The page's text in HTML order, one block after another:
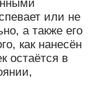
или не
а также его
как нанесён
остаётся в